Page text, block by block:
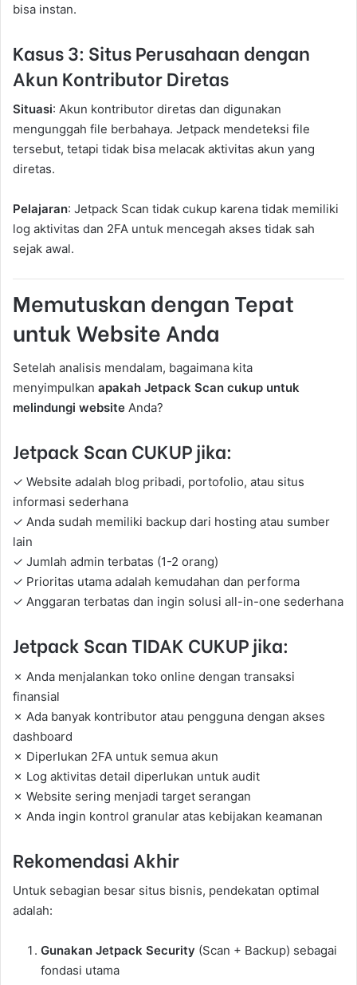
bisa instan.
Kasus 3: Situs Perusahaan dengan
Akun Kontributor Diretas
Situasi: Akun kontributor diretas dan digunakan
mengunggah file berbahaya. Jetpack mendeteksi file
tersebut, tetapi tidak bisa melacak aktivitas akun yang
diretas.
Pelajaran: Jetpack Scan tidak cukup karena tidak memiliki
log aktivitas dan 2FA untuk mencegah akses tidak sah
sejak awal.
Memutuskan dengan Tepat
untuk Website Anda
Setelah analisis mendalam, bagaimana kita
menyimpulkan apakah Jetpack Scan cukup untuk
melindungi website Anda?
Jetpack Scan CUKUP jika:
✓ Website adalah blog pribadi, portofolio, atau situs
informasi sederhana
✓ Anda sudah memiliki backup dari hosting atau sumber
lain
✓ Jumlah admin terbatas (1-2 orang)
✓ Prioritas utama adalah kemudahan dan performa
✓ Anggaran terbatas dan ingin solusi all-in-one sederhana
Jetpack Scan TIDAK CUKUP jika:
✗ Anda menjalankan toko online dengan transaksi
finansial
✗ Ada banyak kontributor atau pengguna dengan akses
dashboard
✗ Diperlukan 2FA untuk semua akun
✗ Log aktivitas detail diperlukan untuk audit
✗ Website sering menjadi target serangan
✗ Anda ingin kontrol granular atas kebijakan keamanan
Rekomendasi Akhir
Untuk sebagian besar situs bisnis, pendekatan optimal
adalah:
Gunakan Jetpack Security (Scan + Backup) sebagai
fondasi utama